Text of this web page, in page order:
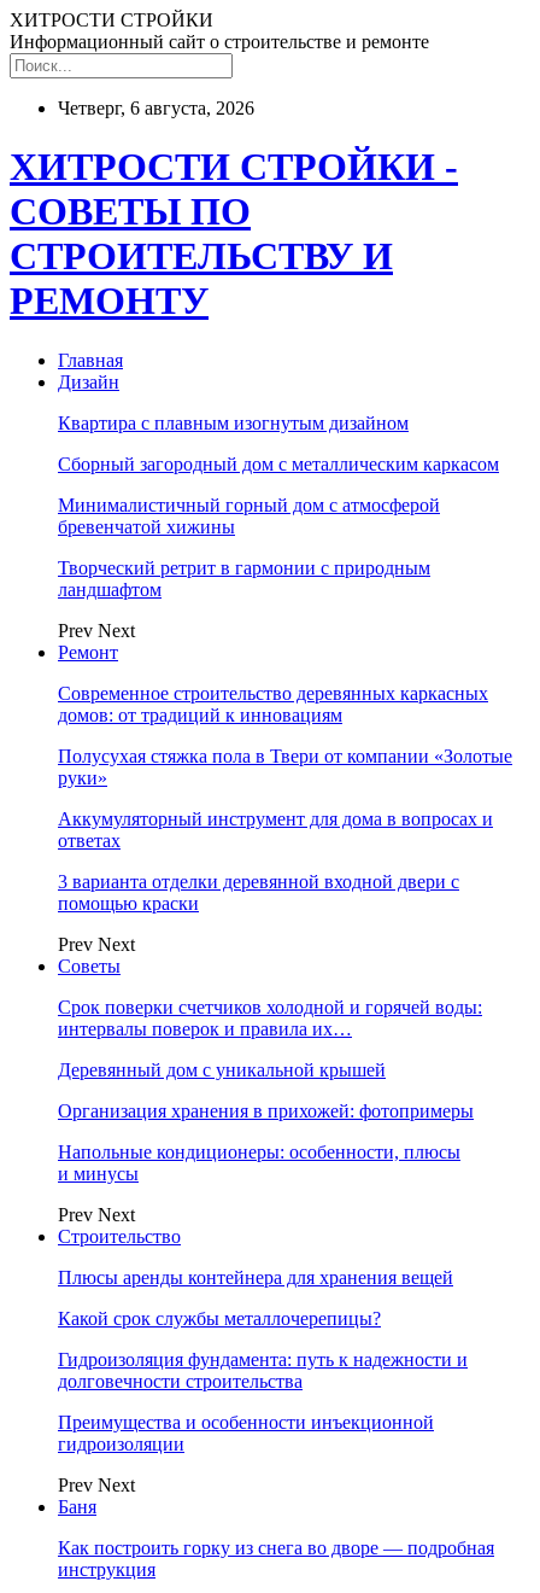
ХИТРОСТИ СТРОЙКИ
Информационный сайт о строительстве и ремонте
Четверг, 6 августа, 2026
ХИТРОСТИ СТРОЙКИ -
СОВЕТЫ ПО
СТРОИТЕЛЬСТВУ И
РЕМОНТУ
Главная
Дизайн
Квартира с плавным изогнутым дизайном
Сборный загородный дом с металлическим каркасом
Минималистичный горный дом с атмосферой
бревенчатой хижины
Творческий ретрит в гармонии с природным
ландшафтом
Prev Next
Ремонт
Современное строительство деревянных каркасных
домов: от традиций к инновациям
Полусухая стяжка пола в Твери от компании «Золотые
руки»
Аккумуляторный инструмент для дома в вопросах и
ответах
3 варианта отделки деревянной входной двери с
помощью краски
Prev Next
Советы
Срок поверки счетчиков холодной и горячей воды:
интервалы поверок и правила их…
Деревянный дом с уникальной крышей
Организация хранения в прихожей: фотопримеры
Напольные кондиционеры: особенности, плюсы
и минусы
Prev Next
Строительство
Плюсы аренды контейнера для хранения вещей
Какой срок службы металлочерепицы?
Гидроизоляция фундамента: путь к надежности и
долговечности строительства
Преимущества и особенности инъекционной
гидроизоляции
Prev Next
Баня
Как построить горку из снега во дворе — подробная
инструкция